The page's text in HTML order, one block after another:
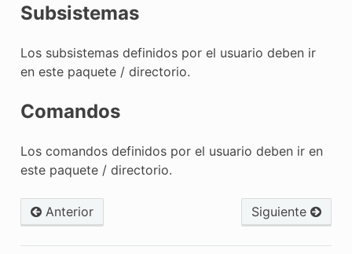
Subsistemas
Los subsistemas definidos por el usuario deben ir
en este paquete / directorio.
Comandos
Los comandos definidos por el usuario deben ir en
este paquete / directorio.
Anterior Siguiente